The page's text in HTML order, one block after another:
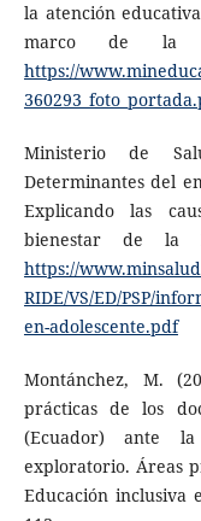
la atención
marco de la
https://
Ministerio de
Determinantes del
Explicando las
bienestar de la
https://
RIDE/VS/ED/PSP/
en-adolescente.pdf
Montánchez, M.
prácticas de los
(Ecuador) ante
exploratorio. Áreas
Educación inclusiva